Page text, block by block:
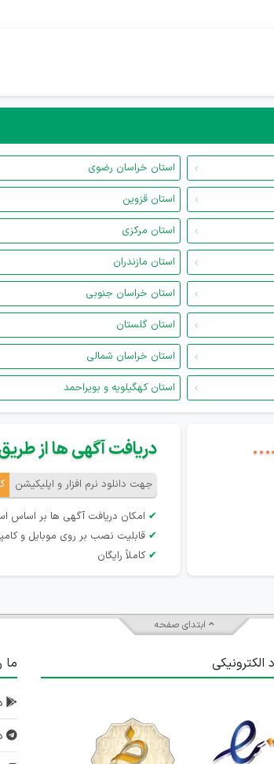
استان خراسان رضوی
استان قزوین
استان مرکزی
استان مازندران
استان خراسان جنوبی
استان گلستان
استان خراسان شمالی
استان کهگیلویه و بویراحمد
دریافت آگهی ها از
جهت دانلود نرم افزار و اپلیکیشن
✔ امکان دریافت آگهی ها بر اساس
✔ قابلیت نصب بر روی موبایل و
✔ کاملاً رایگان
ابتدای صفحه
الکترونیکی ما